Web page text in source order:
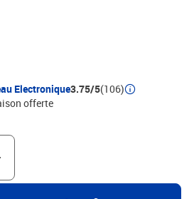
sa robustesse et sa durabilité.
livres, DVD et appareils
à portée de main. Cette étagère vous
et des moments étranges sans avoir à
elle est facile à nettoyer avec un
est facile à assembler.Couleur
d'ingénierieDimensions : 50 x 25 x
est requisVeuillez
pour l'intérieur du mur ne sont pas
des vis et des chevilles adaptées à
attentivement chaque étape de
Electronique3.75/5(106)
offerte